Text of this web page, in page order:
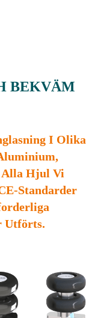
BEKVÄM
I Olika
Alla Hjul Vi
Standarder
Utförts.